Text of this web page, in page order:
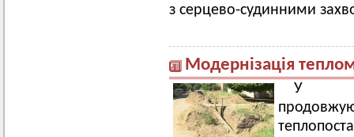
з серцево-судинними
Модернізація
У